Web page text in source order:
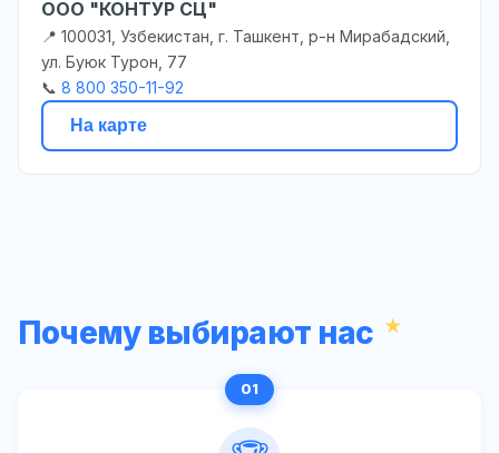
ООО "КОНТУР СЦ"
📍 100031, Узбекистан, г. Ташкент, р-н Мирабадский,
ул. Буюк Турон, 77
📞 8 800 350-11-92
На карте
Почему выбирают нас